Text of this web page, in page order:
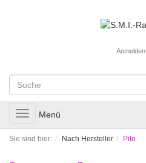
Anmelden
Toggle
navigation
Menü
Sie sind hier: Nach Hersteller Pilo